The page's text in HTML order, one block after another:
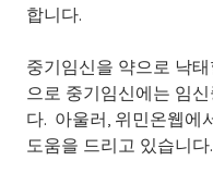
합니다.
중기임신을 약으로 낙
으로 중기임신에는 임
다. 아울러, 위민온웹에
도움을 드리고 있습니다.